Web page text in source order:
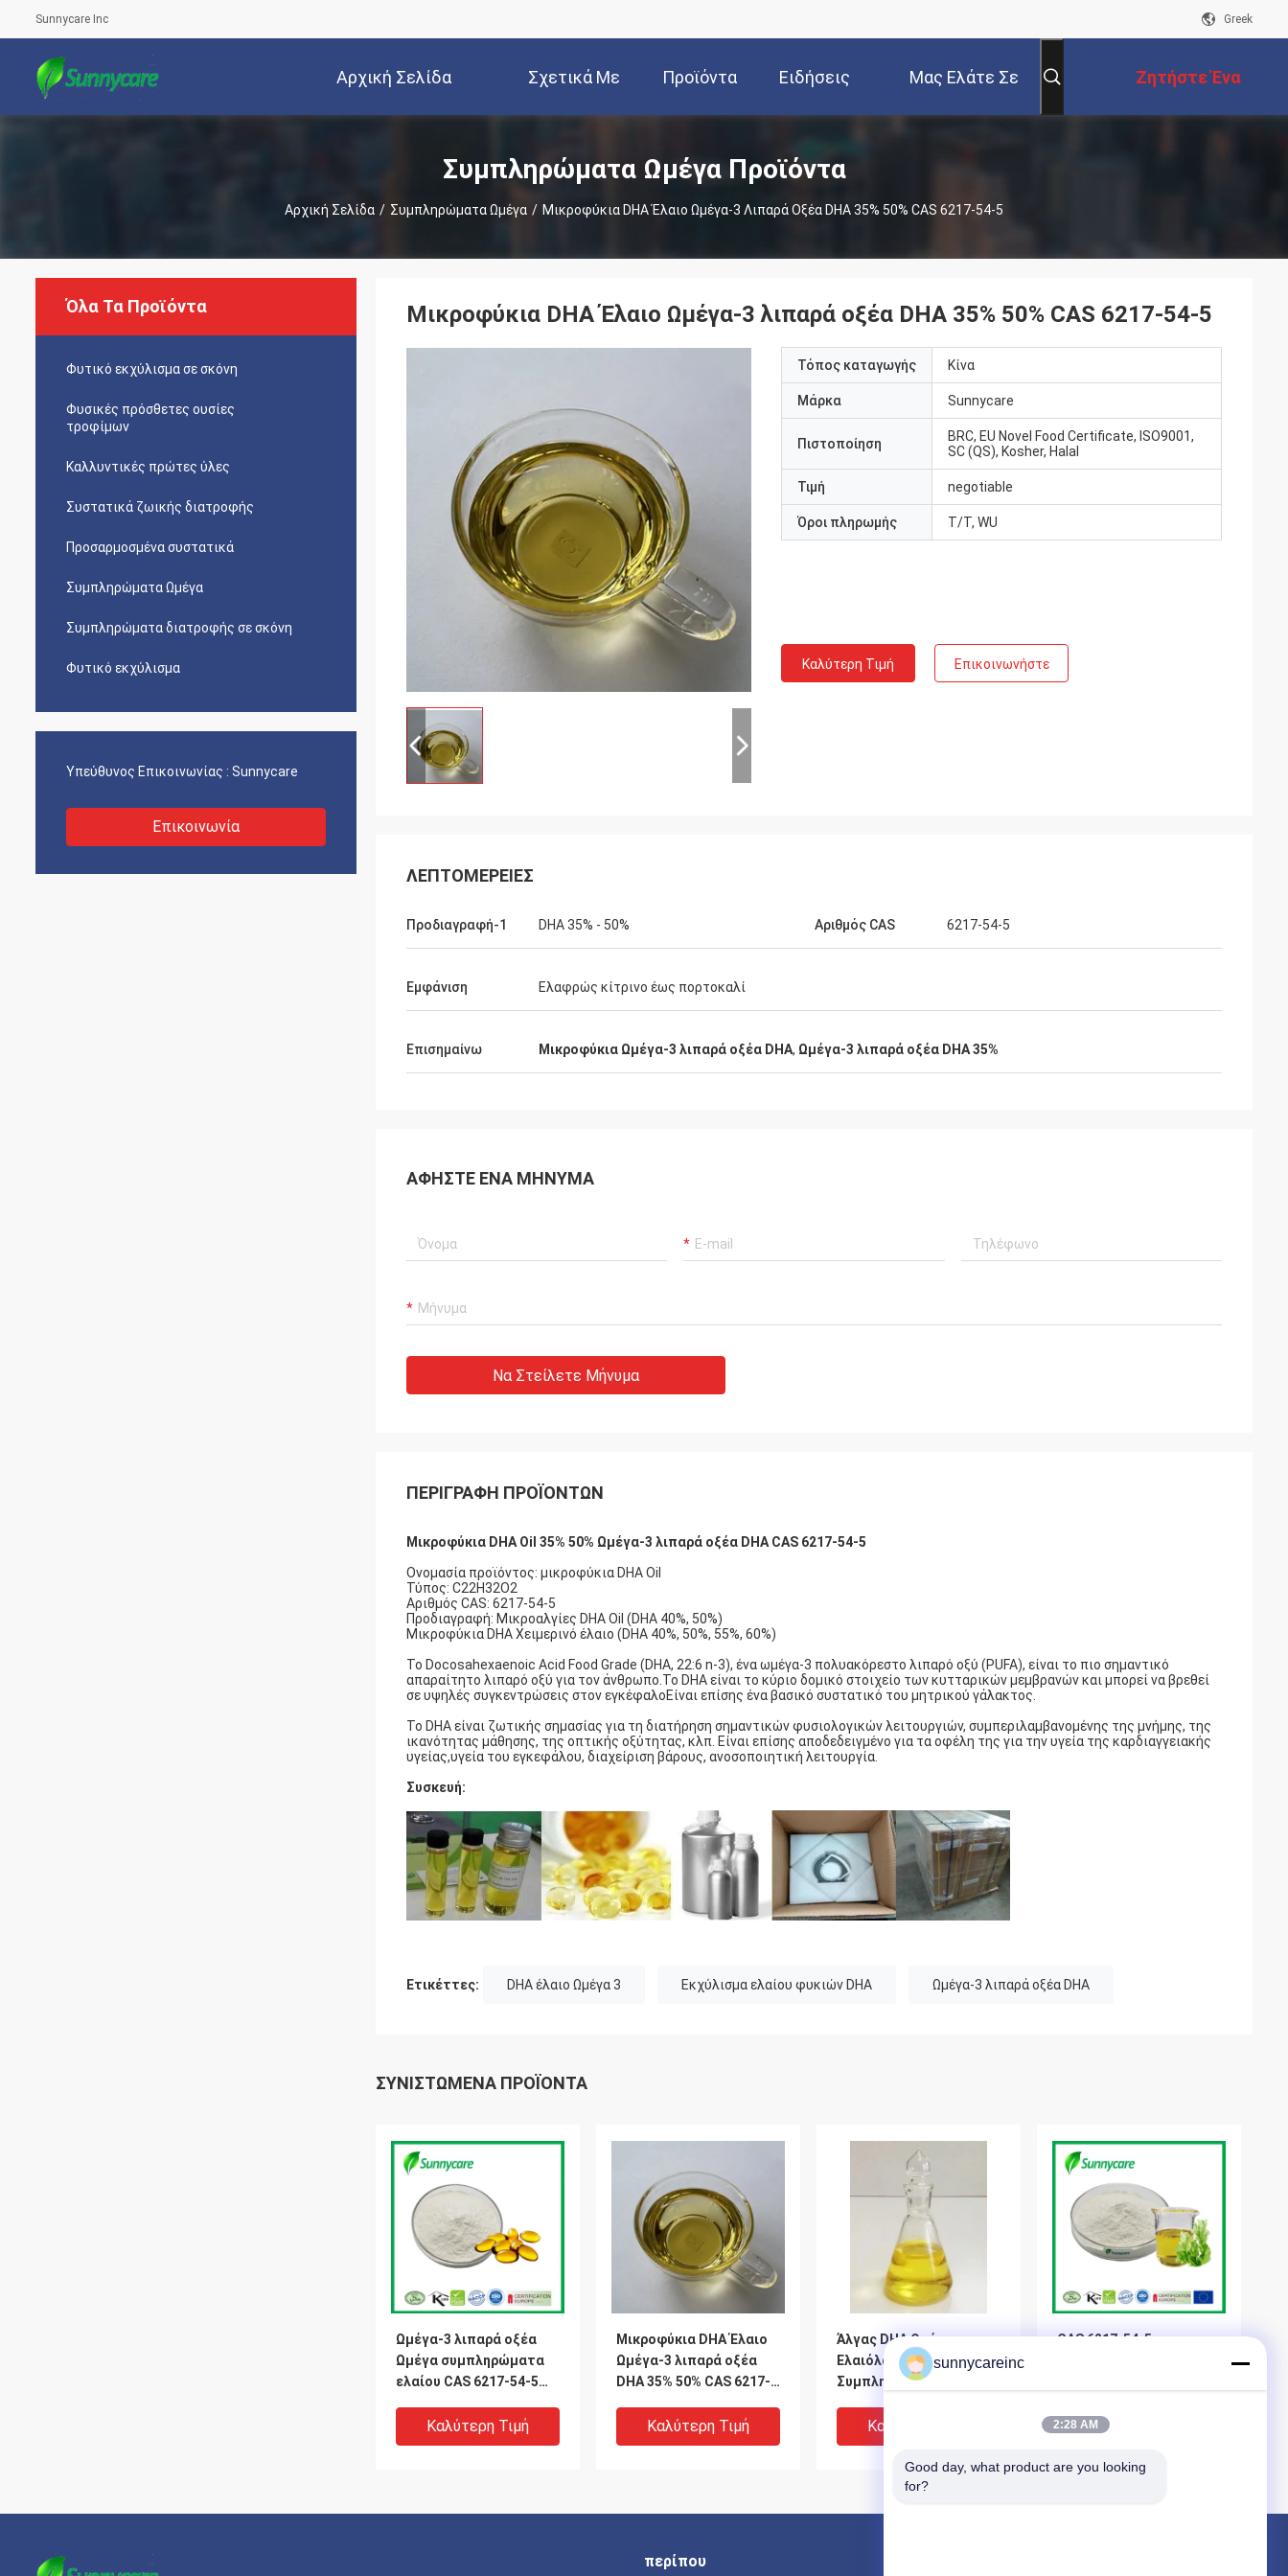
Sunnycare Inc Greek
Αρχική Σελίδα Σχετικά Με Προϊόντα Ειδήσεις Μας Ελάτε Σε Ζητήστε Ένα
Απόσπασμα
Συμπληρώματα Ωμέγα Προϊόντα
Αρχική Σελίδα / Συμπληρώματα Ωμέγα / Μικροφύκια DHA Έλαιο Ωμέγα-3 Λιπαρά Οξέα DHA 35% 50% CAS 6217-54-5
Όλα Τα Προϊόντα
Φυτικό εκχύλισμα σε σκόνη
Φυσικές πρόσθετες ουσίες
τροφίμων
Καλλυντικές πρώτες ύλες
Συστατικά ζωικής διατροφής
Προσαρμοσμένα συστατικά
Συμπληρώματα Ωμέγα
Συμπληρώματα διατροφής σε σκόνη
Φυτικό εκχύλισμα
Υπεύθυνος Επικοινωνίας : Sunnycare
Επικοινωνία
Μικροφύκια DHA Έλαιο Ωμέγα-3 λιπαρά οξέα DHA 35% 50% CAS 6217-54-5
Τόπος καταγωγής Κίνα
Μάρκα Sunnycare
Πιστοποίηση
BRC, EU Novel Food Certificate, ISO9001,
SC (QS), Kosher, Halal
Τιμή negotiable
Όροι πληρωμής Τ/Τ, WU
Καλύτερη Τιμή Επικοινωνήστε
ΛΕΠΤΟΜΈΡΕΙΕΣ
Προδιαγραφή-1 DHA 35% - 50% Αριθμός CAS 6217-54-5
Εμφάνιση Ελαφρώς κίτρινο έως πορτοκαλί
Επισημαίνω Μικροφύκια Ωμέγα-3 λιπαρά οξέα DHA, Ωμέγα-3 λιπαρά οξέα DHA 35%
ΑΦΉΣΤΕ ΈΝΑ ΜΉΝΥΜΑ
Να Στείλετε Μήνυμα
ΠΕΡΙΓΡΑΦΉ ΠΡΟΪΌΝΤΩΝ
Μικροφύκια DHA Oil 35% 50% Ωμέγα-3 λιπαρά οξέα DHA CAS 6217-54-5
Ονομασία προϊόντος: μικροφύκια DHA Oil
Τύπος: C22H32O2
Αριθμός CAS: 6217-54-5
Προδιαγραφή: Μικροαλγίες DHA Oil (DHA 40%, 50%)
Μικροφύκια DHA Χειμερινό έλαιο (DHA 40%, 50%, 55%, 60%)
Το Docosahexaenoic Acid Food Grade (DHA, 22:6 n-3), ένα ωμέγα-3 πολυακόρεστο λιπαρό οξύ (PUFA), είναι το πιο σημαντικό
απαραίτητο λιπαρό οξύ για τον άνθρωπο.Το DHA είναι το κύριο δομικό στοιχείο των κυτταρικών μεμβρανών και μπορεί να βρεθεί
σε υψηλές συγκεντρώσεις στον εγκέφαλοΕίναι επίσης ένα βασικό συστατικό του μητρικού γάλακτος.
Το DHA είναι ζωτικής σημασίας για τη διατήρηση σημαντικών φυσιολογικών λειτουργιών, συμπεριλαμβανομένης της μνήμης, της
ικανότητας μάθησης, της οπτικής οξύτητας, κλπ. Είναι επίσης αποδεδειγμένο για τα οφέλη της για την υγεία της καρδιαγγειακής
υγείας,υγεία του εγκεφάλου, διαχείριση βάρους, ανοσοποιητική λειτουργία.
Συσκευή:
Ετικέττες: DHA έλαιο Ωμέγα 3 Εκχύλισμα ελαίου φυκιών DHA Ωμέγα-3 λιπαρά οξέα DHA
ΣΥΝΙΣΤΏΜΕΝΑ ΠΡΟΪΌΝΤΑ
Ωμέγα-3 λιπαρά οξέα
Ωμέγα συμπληρώματα
ελαίου CAS 6217-54-5
Καλύτερη Τιμή
Μικροφύκια DHA Έλαιο
Ωμέγα-3 λιπαρά οξέα
DHA 35% 50% CAS 6217-
Καλύτερη Τιμή
Άλγας DHA Ομέγα
Ελαιόλαδο
Συμπληρώματα
ως νέο τρόφιμο της ΕΕ
Καλύτερη Τιμή
CAS 6217-54-5
Καλύτερη Τιμή
περίπου
sunnycareinc
2:28 AM
Good day, what product are you looking
for?